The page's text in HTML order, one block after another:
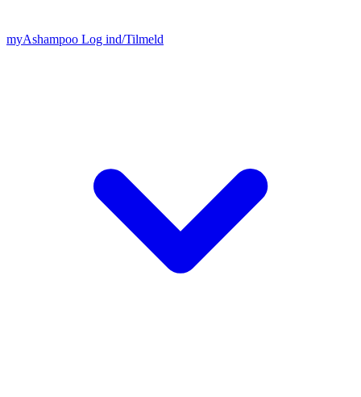
myAshampoo Log ind/Tilmeld